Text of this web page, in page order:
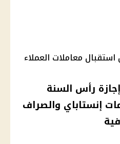
استقبال معاملات العملاء
رأس السنة
إنستاباي والصراف